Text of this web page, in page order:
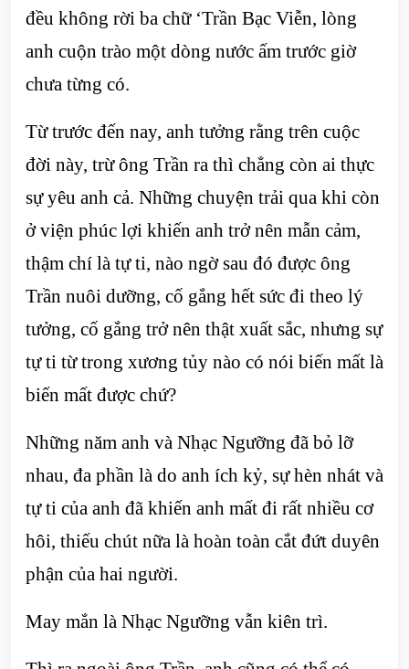
đều không rời ba chữ ‘Trần Bạc Viễn, lòng
anh cuộn trào một dòng nước ấm trước giờ
chưa từng có.
Từ trước đến nay, anh tưởng rằng trên cuộc
đời này, trừ ông Trần ra thì chẳng còn ai thực
sự yêu anh cả. Những chuyện trải qua khi còn
ở viện phúc lợi khiến anh trở nên mẫn cảm,
thậm chí là tự ti, nào ngờ sau đó được ông
Trần nuôi dưỡng, cố gắng hết sức đi theo lý
tưởng, cố gắng trở nên thật xuất sắc, nhưng sự
tự ti từ trong xương tủy nào có nói biến mất là
biến mất được chứ?
Những năm anh và Nhạc Ngưỡng đã bỏ lỡ
nhau, đa phần là do anh ích kỷ, sự hèn nhát và
tự ti của anh đã khiến anh mất đi rất nhiều cơ
hôi, thiếu chút nữa là hoàn toàn cắt đứt duyên
phận của hai người.
May mắn là Nhạc Ngưỡng vẫn kiên trì.